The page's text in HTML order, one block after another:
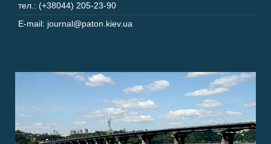
тел.: (+38044) 205-23-90
E-mail: journal@paton.kiev.ua